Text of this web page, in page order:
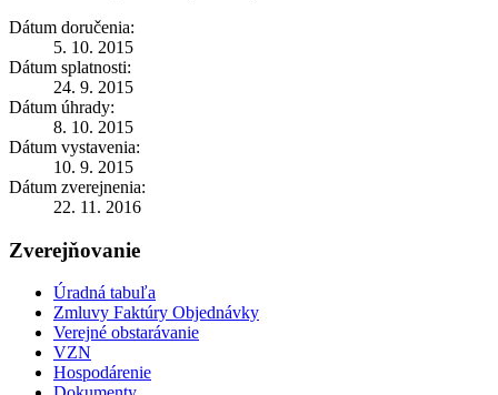
Dátum doručenia:
5. 10. 2015
Dátum splatnosti:
24. 9. 2015
Dátum úhrady:
8. 10. 2015
Dátum vystavenia:
10. 9. 2015
Dátum zverejnenia:
22. 11. 2016
Zverejňovanie
Úradná tabuľa
Zmluvy Faktúry Objednávky
Verejné obstarávanie
VZN
Hospodárenie